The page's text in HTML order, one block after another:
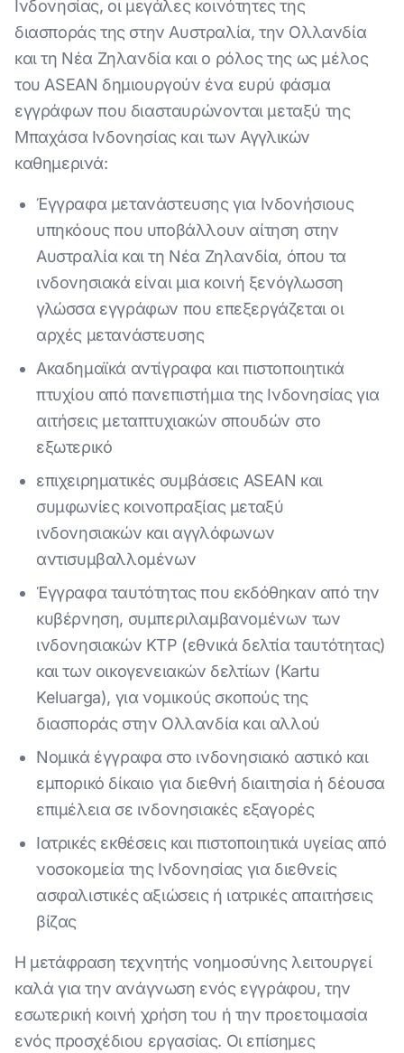
Ινδονησίας, οι μεγάλες κοινότητες της
διασποράς της στην Αυστραλία, την Ολλανδία
και τη Νέα Ζηλανδία και ο ρόλος της ως μέλος
του ASEAN δημιουργούν ένα ευρύ φάσμα
εγγράφων που διασταυρώνονται μεταξύ της
Μπαχάσα Ινδονησίας και των Αγγλικών
καθημερινά:
Έγγραφα μετανάστευσης για Ινδονήσιους
υπηκόους που υποβάλλουν αίτηση στην
Αυστραλία και τη Νέα Ζηλανδία, όπου τα
ινδονησιακά είναι μια κοινή ξενόγλωσση
γλώσσα εγγράφων που επεξεργάζεται οι
αρχές μετανάστευσης
Ακαδημαϊκά αντίγραφα και πιστοποιητικά
πτυχίου από πανεπιστήμια της Ινδονησίας για
αιτήσεις μεταπτυχιακών σπουδών στο
εξωτερικό
επιχειρηματικές συμβάσεις ASEAN και
συμφωνίες κοινοπραξίας μεταξύ
ινδονησιακών και αγγλόφωνων
αντισυμβαλλομένων
Έγγραφα ταυτότητας που εκδόθηκαν από την
κυβέρνηση, συμπεριλαμβανομένων των
ινδονησιακών KTP (εθνικά δελτία ταυτότητας)
και των οικογενειακών δελτίων (Kartu
Keluarga), για νομικούς σκοπούς της
διασποράς στην Ολλανδία και αλλού
Νομικά έγγραφα στο ινδονησιακό αστικό και
εμπορικό δίκαιο για διεθνή διαιτησία ή δέουσα
επιμέλεια σε ινδονησιακές εξαγορές
Ιατρικές εκθέσεις και πιστοποιητικά υγείας από
νοσοκομεία της Ινδονησίας για διεθνείς
ασφαλιστικές αξιώσεις ή ιατρικές απαιτήσεις
βίζας
Η μετάφραση τεχνητής νοημοσύνης λειτουργεί
καλά για την ανάγνωση ενός εγγράφου, την
εσωτερική κοινή χρήση του ή την προετοιμασία
ενός προσχέδιου εργασίας. Οι επίσημες